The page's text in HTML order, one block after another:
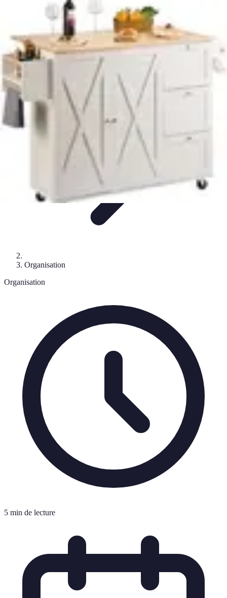
Astuces du Quotidien
Économie domestiqueCuisine et AlimentationCuisine &
OrganisationProductivité
Astuces du Quotidien
Organisation
Organisation
5 min de lecture